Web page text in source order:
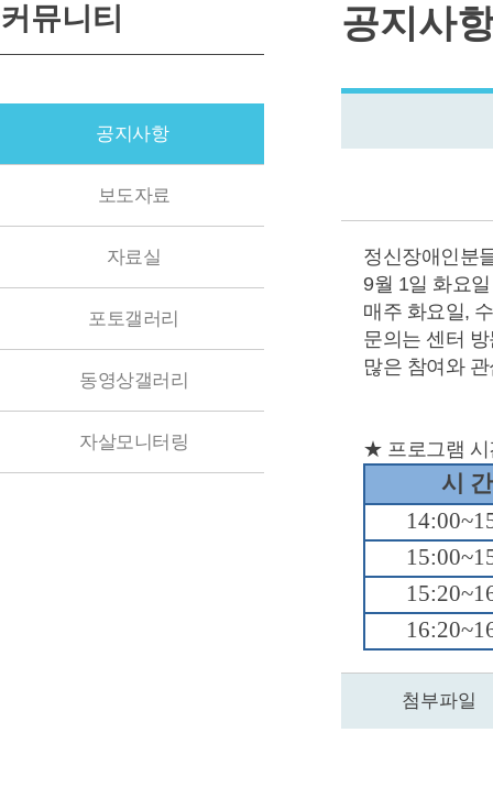
커뮤니티
공지사항
보도자료
자료실
포토갤러리
동영상갤러리
자살모니터링
공지사
정신장애인분
9월 1일 화요
매주 화요일,
문의는 센터
많은 참여와
★ 프로그램
시 간
첨부파일